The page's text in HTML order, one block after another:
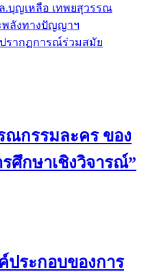
.บุญเหลือ เทพยสุวรรณ
พลังทางปัญญาฯ
รากฏการณ์ร่วมสมัย
ณกรรมละคร ของ
ศึกษาเชิงวิจารณ์”
ประกอบของการ